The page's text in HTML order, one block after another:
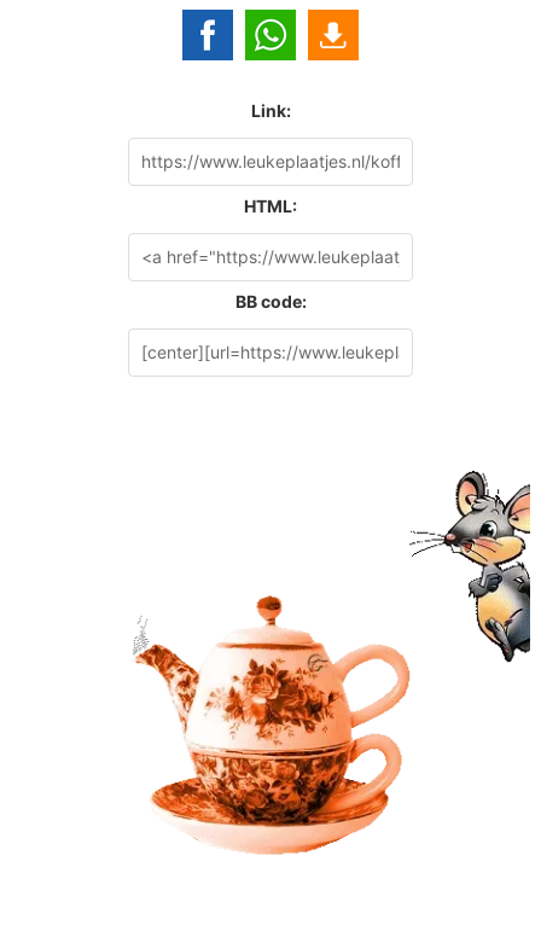
Link:
HTML:
BB code: